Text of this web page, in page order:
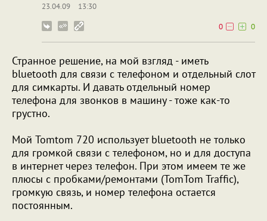
23.04.09
13:30
0
0
Странное решение, на мой взгляд - иметь
bluetooth для связи с телефоном и отдельный слот
для симкарты. И давать отдельный номер
телефона для звонков в машину - тоже как-то
грустно.
Мой Tomtom 720 использует bluetooth не только
для громкой связи с телефоном, но и для доступа
в интернет через телефон. При этом имеем те же
плюсы с пробками/ремонтами (TomTom Traffic),
громкую связь, и номер телефона остается
постоянным.